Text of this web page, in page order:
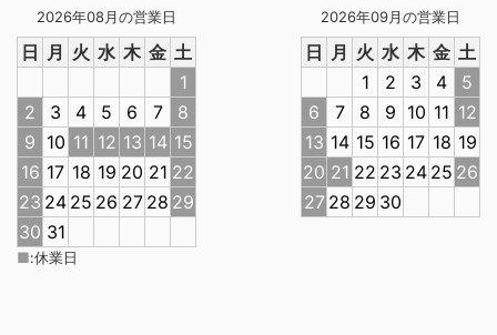
2026年08月の営業日
日 月 火 水 木 金 土
1
2
3 4 5 6 7
8
9 10 11 12 13 14 15
16 17 18 19 20 21 22
23 24 25 26 27 28 29
30 31
2026年09月の営業日
日 月 火 水 木 金 土
1
2 3 4
5
6
7 8 9 10 11 12
13 14 15 16 17 18 19
20 21 22 23 24 25 26
27 28 29 30
■:休業日